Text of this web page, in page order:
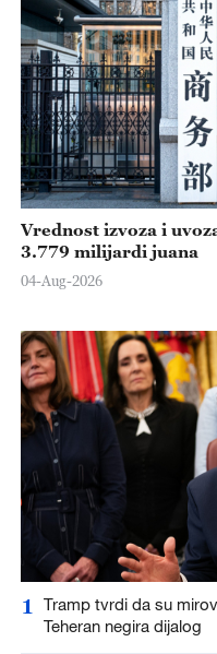
Vrednost izvoza i
3.779 milijardi juana
04-Aug-2026
1
Tramp tvrdi da su
Teheran negira dijalog